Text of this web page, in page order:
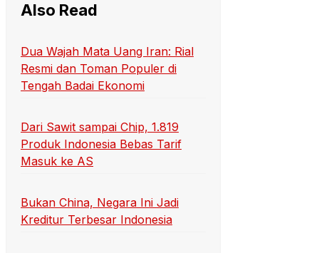
Also Read
Dua Wajah Mata Uang Iran: Rial
Resmi dan Toman Populer di
Tengah Badai Ekonomi
Dari Sawit sampai Chip, 1.819
Produk Indonesia Bebas Tarif
Masuk ke AS
Bukan China, Negara Ini Jadi
Kreditur Terbesar Indonesia